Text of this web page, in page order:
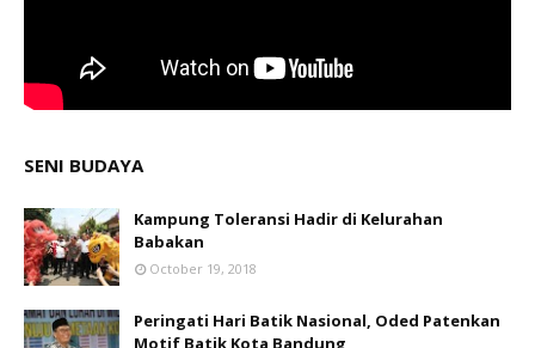
SENI BUDAYA
Kampung Toleransi Hadir di Kelurahan
Babakan
October 19, 2018
Peringati Hari Batik Nasional, Oded Patenkan
Motif Batik Kota Bandung